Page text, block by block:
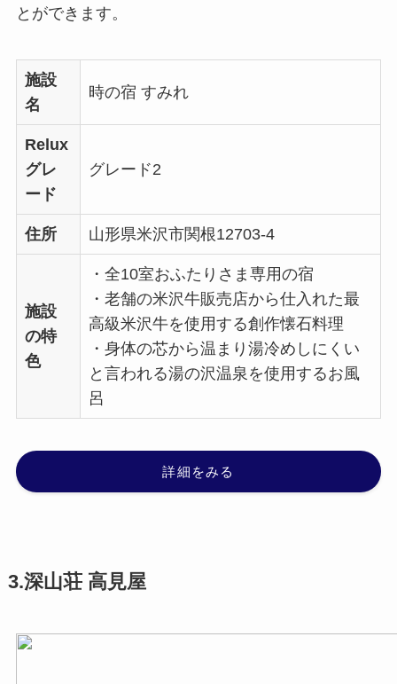
とができます。
施設
名
時の宿 すみれ
Relux
グレ
ード
グレード2
住所 山形県米沢市関根12703-4
施設
の特
色
・全10室おふたりさま専用の宿
・老舗の米沢牛販売店から仕入れた最
高級米沢牛を使用する創作懐石料理
・身体の芯から温まり湯冷めしにくい
と言われる湯の沢温泉を使用するお風
呂
詳細をみる
3.深山荘 高見屋